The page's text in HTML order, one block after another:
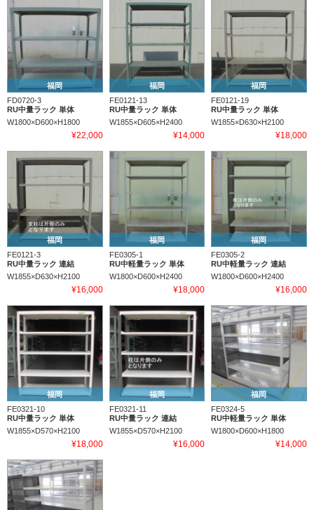
福岡
FD0720-3
RU中量ラック 単体
W1800×D600×H1800
¥22,000
福岡
FE0121-13
RU中量ラック 単体
W1855×D605×H2400
¥14,000
福岡
FE0121-19
RU中量ラック 単体
W1855×D630×H2100
¥18,000
福岡
FE0121-3
RU中量ラック 連結
W1855×D630×H2100
¥16,000
福岡
FE0305-1
RU中軽量ラック 単体
W1800×D600×H2400
¥18,000
福岡
FE0305-2
RU中軽量ラック 連結
W1800×D600×H2400
¥16,000
福岡
FE0321-10
RU中量ラック 単体
W1855×D570×H2100
¥18,000
福岡
FE0321-11
RU中量ラック 連結
W1855×D570×H2100
¥16,000
福岡
FE0324-5
RU中軽量ラック 単体
W1800×D600×H1800
¥14,000